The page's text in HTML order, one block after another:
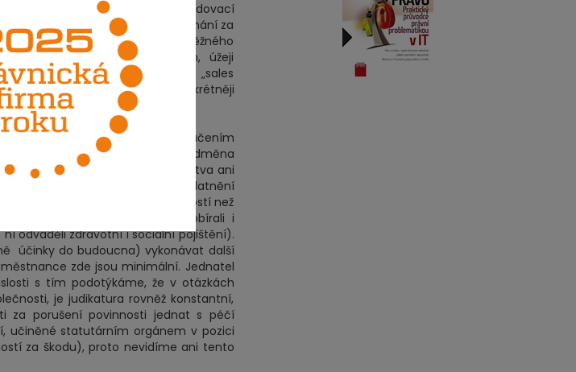
nímž je implicitně spojena rozhodovací
i poměrně široké pravomoci jednání za
Značná část náplně práce běžného
Avšak v případě jiných, úžeji
funkce „office manager“, „sales
odlišit, přičemž čím konkrétněji
vynakládá společnost s ručením
na člena představenstva – odměna
nákladem, a člen představenstva ani
plynoucí z případného zneplatnění
akciových společností než
že jednatelé vedle mzdy pobírali i
odváděli zdravotní i sociální pojištění).
účinky do budoucna) vykonávat další
zde jsou minimální. Jednatel
s tím podotýkáme, že v otázkách
je judikatura rovněž konstantní,
za porušení povinnosti jednat s péčí
učiněné statutárním orgánem v pozici
za škodu), proto nevidíme ani tento